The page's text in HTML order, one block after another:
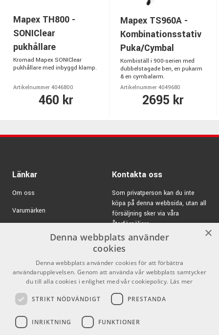
Mapex TH800 -
SONIClear
pukhållare
Kromad Mapex SONIClear
pukhållare med inbyggd klamp.
Artikelnummer 4046800
460 kr
Mapex TS960A -
Kombinationsstativ
Puka/Cymbal
Kombiställ i 900-serien med
dubbelstagade ben, en pukarm
& en cymbalarm.
Artikelnummer 4049680
2695 kr
Länkar
Om oss
Varumärken
Försäljningsvillkor
Inlogg för återförsäljare
Kontakta oss
Som privatperson kan du inte
köpa på denna webbsida, utan all
försäljning sker via våra
återförsäljare.
E-post:info@emnordic.se
×
Denna webbplats använder
cookies
Denna webbplats använder cookies för att förbättra
användarupplevelsen. Genom att använda vår webbplats samtycker
du till alla cookies i enlighet med vår cookiepolicy. Läs mer
STRIKT NÖDVÄNDIGT PRESTANDA
INRIKTNING FUNKTIONER